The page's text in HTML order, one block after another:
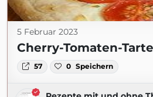
5 Februar 2023
Cherry-Tomaten-Tarte
57 0 Speichern